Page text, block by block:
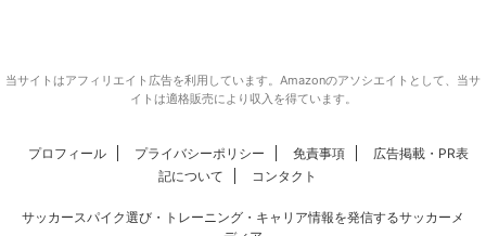
当サイトはアフィリエイト広告を利用しています。Amazonのアソシエイトとして、当サ
イトは適格販売により収入を得ています。
プロフィール プライバシーポリシー 免責事項
広告掲載・PR表
記について
コンタクト
サッカースパイク選び・トレーニング・キャリア情報を発信するサッカーメ